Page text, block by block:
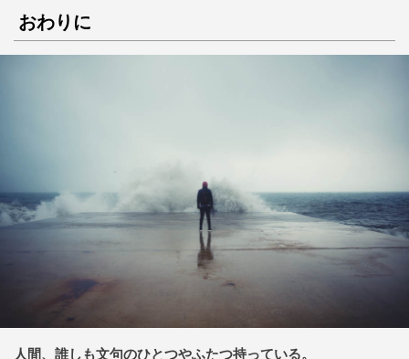
おわりに
人間、誰しも文句のひとつやふたつ持っている。